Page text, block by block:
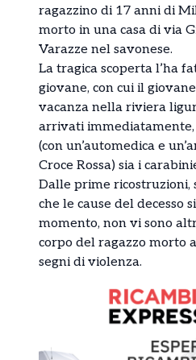
ragazzino di 17 anni di
morto in una casa di via
Varazze nel savonese.
La tragica scoperta l’ha
giovane, con cui il
vacanza nella riviera
arrivati immediatamente,
(con un’automedica e
Croce Rossa) sia i
Dalle prime ricostruzioni,
che le cause del decesso
momento, non vi sono
corpo del ragazzo morto
segni di violenza.